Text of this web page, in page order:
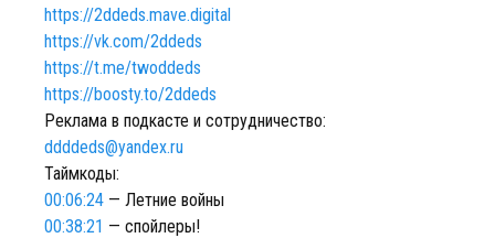
https://2ddeds.mave.digital
https://vk.com/2ddeds
https://t.me/twoddeds
https://boosty.to/2ddeds
Реклама в подкасте и сотрудничество:
ddddeds@yandex.ru
Таймкоды:
00:06:24 — Летние войны
00:38:21 — спойлеры!